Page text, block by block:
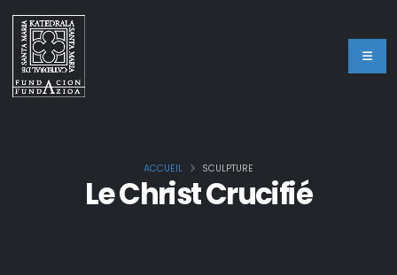
Le Christ Crucifié
ACCUEIL SCULPTURE